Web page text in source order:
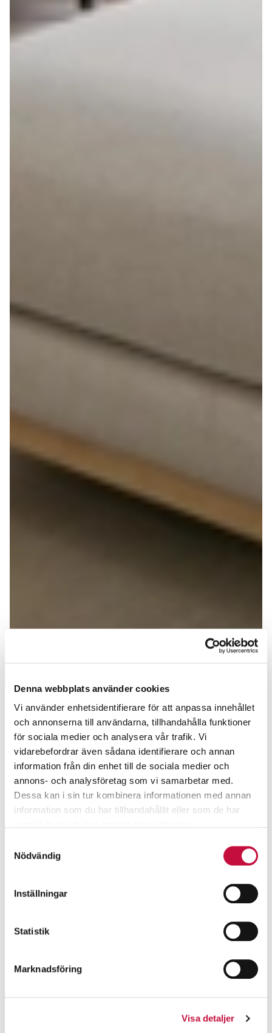
Denna webbplats använder cookies
Vi använder enhetsidentifierare för att anpassa innehållet
och annonserna till användarna, tillhandahålla funktioner
för sociala medier och analysera vår trafik. Vi
vidarebefordrar även sådana identifierare och annan
information från din enhet till de sociala medier och
annons- och analysföretag som vi samarbetar med.
Dessa kan i sin tur kombinera informationen med annan
information som du har tillhandahållit eller som de har
Nödvändig
Inställningar
Statistik
Marknadsföring
Visa detaljer